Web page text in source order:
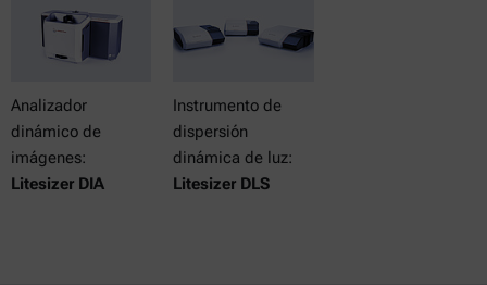
Analizador
dinámico de
imágenes:
Litesizer DIA
Instrumento de
dispersión
dinámica de luz:
Litesizer DLS